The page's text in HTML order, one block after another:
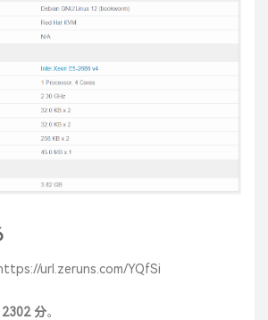
url.zeruns.com/YQfSi
分。